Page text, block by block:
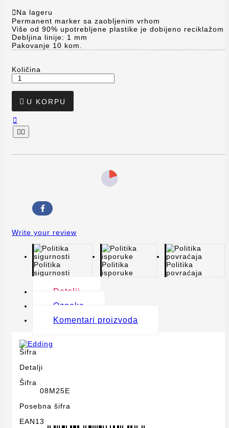
Na lageru
Permanent marker sa zaobljenim vrhom
Više od 90% upotrebljene plastike je dobijeno reciklažom
Debljina linije: 1 mm
Pakovanje 10 kom.
Količina
 U KORPU

 
Write your review
Politika
sigurnosti
Politika
isporuke
Politika
povraćaja
Detalji
Oznake
Komentari proizvoda
Šifra
Detalji
Šifra
08M25E
Posebna šifra
EAN13